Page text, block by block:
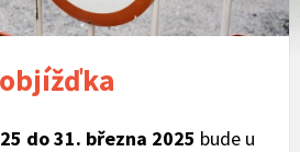
do 31. března 2025 bude u